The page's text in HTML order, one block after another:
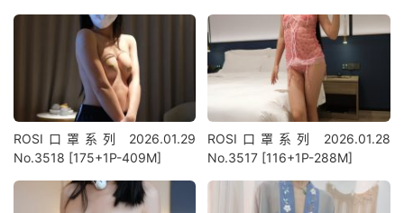
ROSI口罩系列 2026.01.29
No.3518 [175+1P-409M]
ROSI口罩系列 2026.01.28
No.3517 [116+1P-288M]